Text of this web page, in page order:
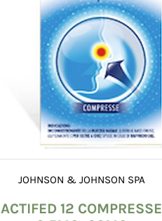
JOHNSON & JOHNSON SPA
ACTIFED 12 COMPRESSE